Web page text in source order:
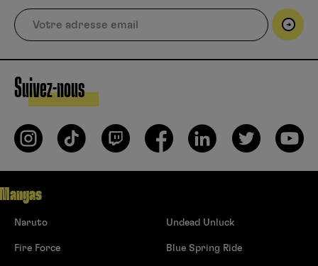
Suivez-nous
Mangas
Naruto
Fire Force
Undead Unluck
Blue Spring Ride